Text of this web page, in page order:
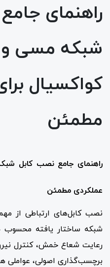
راهنمای
شبکه مسی و
کواکسیال
مطمئن
راهنمای جامع نصب کابل
عملکردی مطمئن
نصب کابل‌های ارتباطی از
شبکه ساختار یافته
رعایت شعاع خمش، کنترل
برچسب‌گذاری اصولی، عواملی